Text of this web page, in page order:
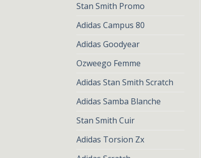
Stan Smith Promo
Adidas Campus 80
Adidas Goodyear
Ozweego Femme
Adidas Stan Smith Scratch
Adidas Samba Blanche
Stan Smith Cuir
Adidas Torsion Zx